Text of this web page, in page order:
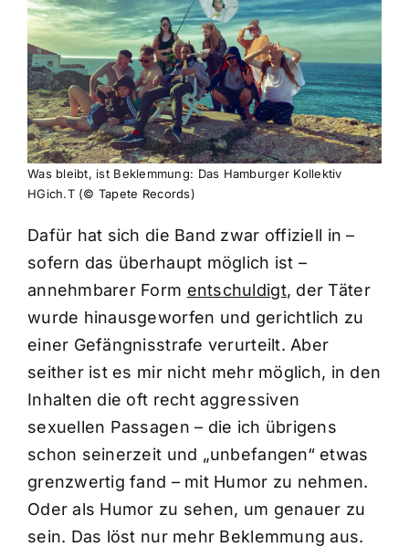
Was bleibt, ist Beklemmung: Das Hamburger Kollektiv
HGich.T (© Tapete Records)
Dafür hat sich die Band zwar offiziell in –
sofern das überhaupt möglich ist –
annehmbarer Form entschuldigt, der Täter
wurde hinausgeworfen und gerichtlich zu
einer Gefängnisstrafe verurteilt. Aber
seither ist es mir nicht mehr möglich, in den
Inhalten die oft recht aggressiven
sexuellen Passagen – die ich übrigens
schon seinerzeit und „unbefangen“ etwas
grenzwertig fand – mit Humor zu nehmen.
Oder als Humor zu sehen, um genauer zu
sein. Das löst nur mehr Beklemmung aus.